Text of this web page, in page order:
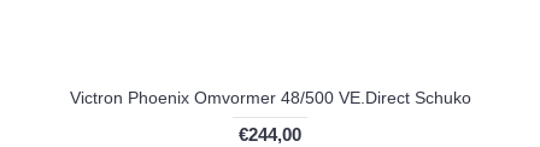
Victron Phoenix Omvormer 48/500 VE.Direct Schuko
€244,00